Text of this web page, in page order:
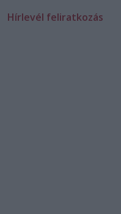
Hírlevél feliratkozás